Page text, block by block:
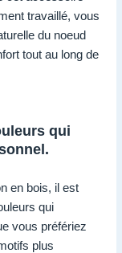
travaillé, vous
du noeud
tout au long de
qui
en bois, il est
qui
vous préfériez
plus